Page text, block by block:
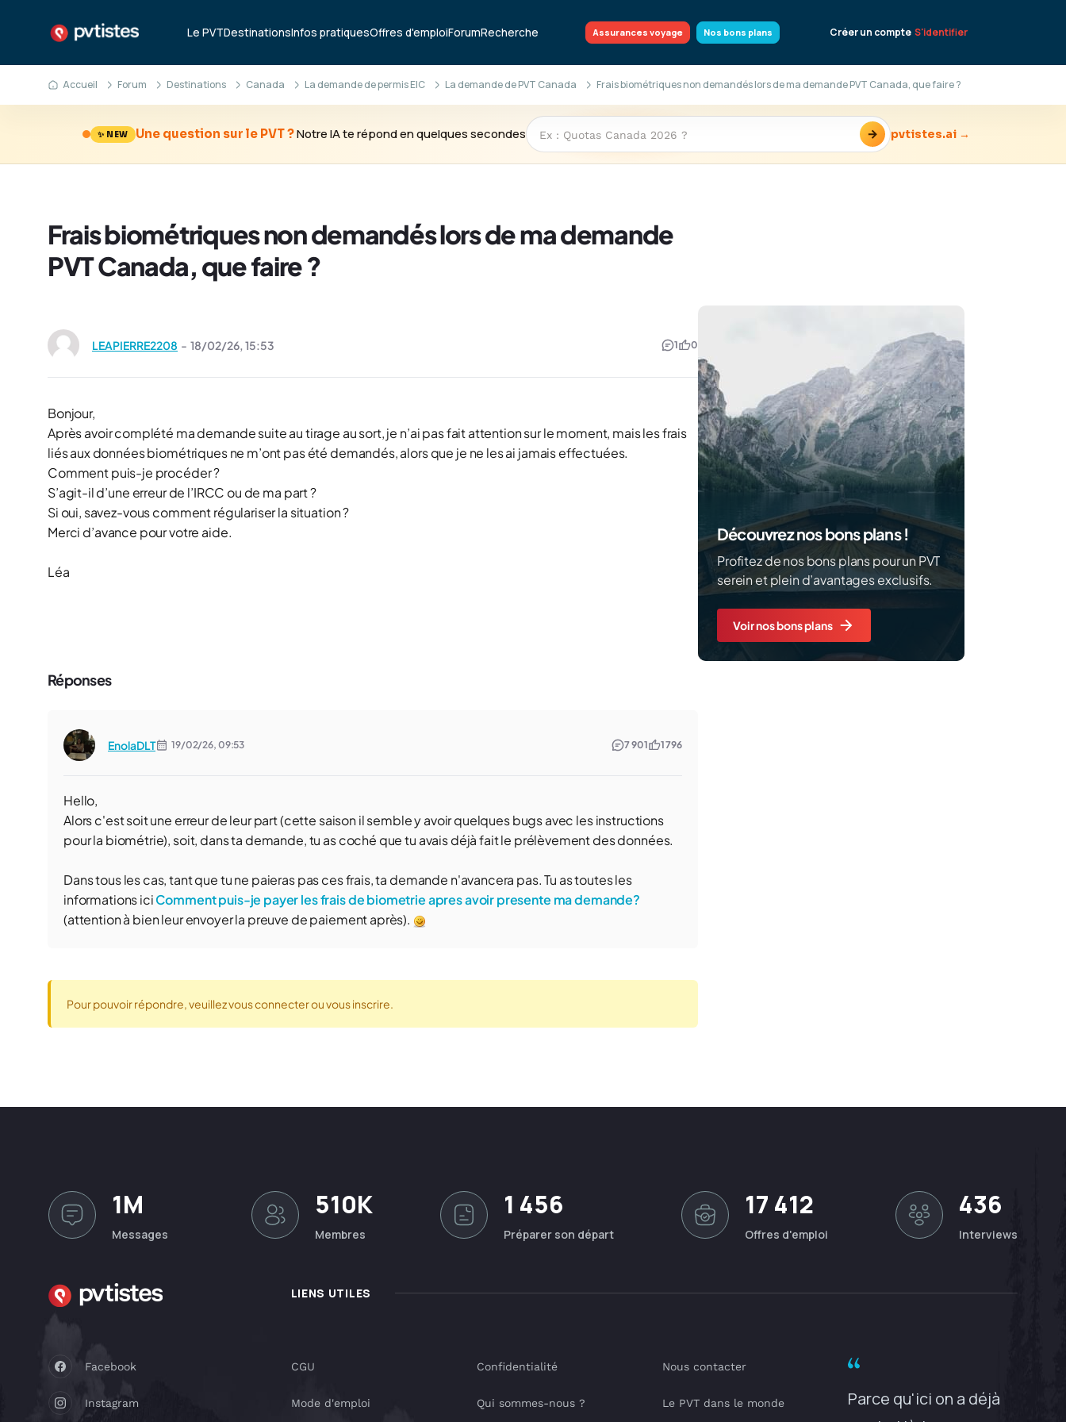
Le PVTDestinationsInfos pratiquesOffres d'emploiForumRecherche Assurances voyage Nos bons plans Créer un compte S'identifier
Accueil Forum Destinations Canada La demande de permis EIC La demande de PVT Canada Frais biométriques non demandés lors de ma demande PVT Canada, que faire ?
✨ NEW Une question sur le PVT ?Notre IA te répond en quelques secondes → pvtistes.ai →
Frais biométriques non demandés lors de ma demande
PVT Canada, que faire ?
LEAPIERRE2208 - 18/02/26, 15:53 1 0
Bonjour,
Après avoir complété ma demande suite au tirage au sort, je n’ai pas fait attention sur le moment, mais les frais
liés aux données biométriques ne m’ont pas été demandés, alors que je ne les ai jamais effectuées.
Comment puis-je procéder ?
S’agit-il d’une erreur de l’IRCC ou de ma part ?
Si oui, savez-vous comment régulariser la situation ?
Merci d’avance pour votre aide.
Léa
Réponses
EnolaDLT 19/02/26, 09:53 7 901 1 796
Hello,
Alors c'est soit une erreur de leur part (cette saison il semble y avoir quelques bugs avec les instructions
pour la biométrie), soit, dans ta demande, tu as coché que tu avais déjà fait le prélèvement des données.
Dans tous les cas, tant que tu ne paieras pas ces frais, ta demande n'avancera pas. Tu as toutes les
informations iciComment puis-je payer les frais de biometrie apres avoir presente ma demande?
(attention à bien leur envoyer la preuve de paiement après).
Pour pouvoir répondre, veuillez vous connecter ou vous inscrire.
Découvrez nos bons plans !
Profitez de nos bons plans pour un PVT
serein et plein d’avantages exclusifs.
Voir nos bons plans
1M
Messages
510K
Membres
1 456
Préparer son départ
17 412
Offres d'emploi
436
Interviews
LIENS UTILES
Facebook
Instagram
CGU
Mode d'emploi
Confidentialité
Qui sommes-nous ?
Nous contacter
Le PVT dans le monde
Parce qu'ici on a déjà